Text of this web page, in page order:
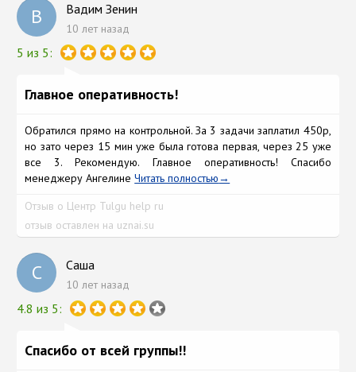
В Вадим Зенин
10 лет назад
5 из 5:
Главное оперативность!
Обратился прямо на контрольной. За 3 задачи заплатил 450р,
но зато через 15 мин уже была готова первая, через 25 уже
все 3. Рекомендую. Главное оперативность! Спасибо
менеджеру АнгелинеЧитать полностью
Отзыв о Центр Tulgu help ru
отзыв оставлен на uznai.su
С Саша
10 лет назад
4.8 из 5:
Спасибо от всей группы!!